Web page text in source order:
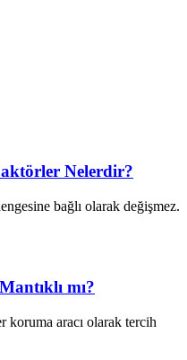
Nelerdir?
bağlı olarak değişmez.
mı?
koruma aracı olarak tercih